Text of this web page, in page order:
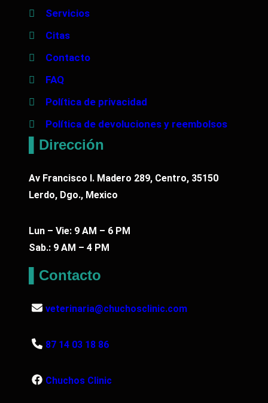
Servicios
Citas
Contacto
FAQ
Política de privacidad
Política de devoluciones y reembolsos
▌Dirección
Av Francisco I. Madero 289, Centro, 35150
Lerdo, Dgo., Mexico
Lun – Vie: 9 AM – 6 PM
Sab.: 9 AM – 4 PM
▌Contacto
veterinaria@chuchosclinic.com
87 14 03 18 86
Chuchos Clinic